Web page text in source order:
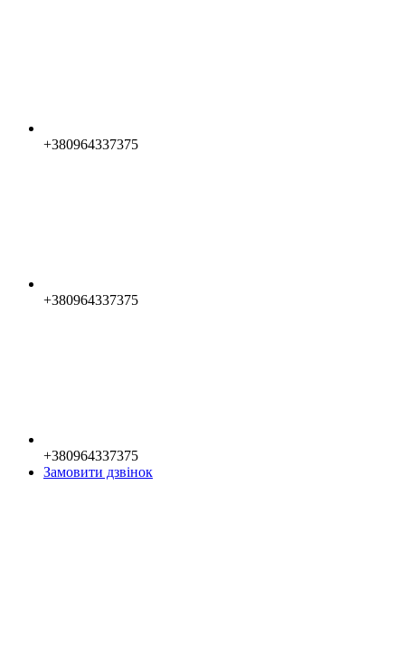
+380964337375
+380964337375
+380964337375
Замовити дзвінок